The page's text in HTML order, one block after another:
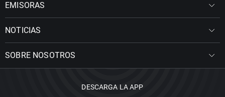
EMISORAS
NOTICIAS
SOBRE NOSOTROS
DESCARGA LA APP